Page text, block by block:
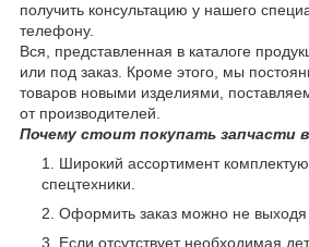
получить консультацию у нашего
телефону.
Вся, представленная в каталоге
или под заказ. Кроме этого, мы
товаров новыми изделиями,
от производителей.
Почему стоит покупать запчасти
Широкий ассортимент
спецтехники.
Оформить заказ можно не
Если отсутствует необходимая